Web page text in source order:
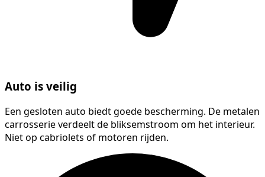
Auto is veilig
Een gesloten auto biedt goede bescherming. De metalen
carrosserie verdeelt de bliksemstroom om het interieur.
Niet op cabriolets of motoren rijden.